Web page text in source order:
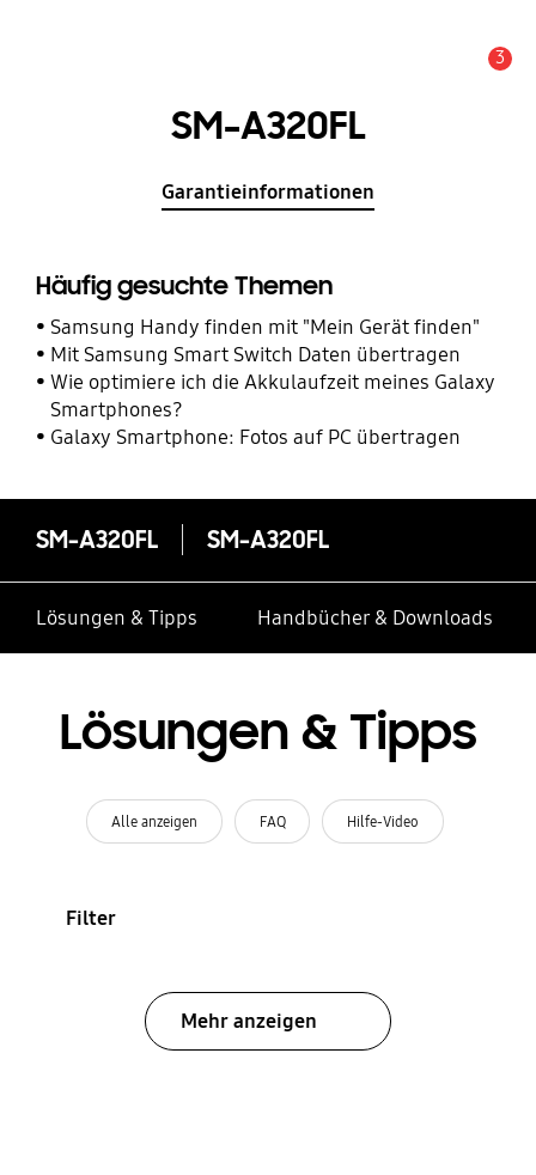
3
SM-A320FL
Garantieinformationen
Häufig gesuchte Themen
Samsung Handy finden mit "Mein Gerät finden"
Mit Samsung Smart Switch Daten übertragen
Wie optimiere ich die Akkulaufzeit meines Galaxy
Smartphones?
Galaxy Smartphone: Fotos auf PC übertragen
SM-A320FL SM-A320FL
Lösungen & Tipps Handbücher & Downloads
Lösungen & Tipps
Alle anzeigen FAQ Hilfe-Video
Filter
Mehr anzeigen